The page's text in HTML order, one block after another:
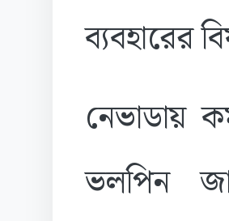
ব্যবহারের
নেভাডায়
ভলপিন